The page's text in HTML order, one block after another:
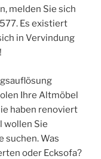
melden Sie sich
Es existiert
in Vervindung
Ihre Altmöbel
haben renoviert
wollen Sie
suchen. Was
oder Ecksofa?